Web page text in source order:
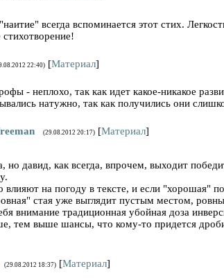
всегда вспоминается этот стих.
22:40) [Материал]
- неплохо, так как идет какое-никакое
натужно, так как получились они
(29.08.2012 20:17) [Материал]
но давид, как всегда, впрочем, выходит
влияют на погоду в тексте, и если "хорошая"
стая уже выглядит пустым местом,
внимание традиционная убойная доза
тем выше шансы, что кому-то придется
(29.08.2012 18:37) [Материал]